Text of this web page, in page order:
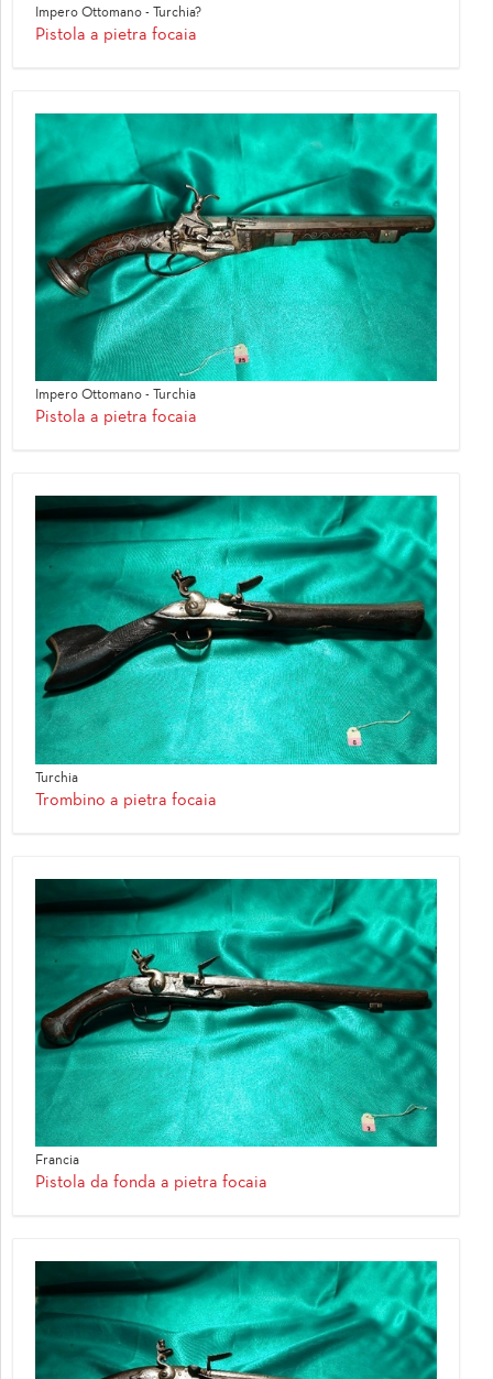
Impero Ottomano - Turchia?
Pistola a pietra focaia
Impero Ottomano - Turchia
Pistola a pietra focaia
Turchia
Trombino a pietra focaia
Francia
Pistola da fonda a pietra focaia